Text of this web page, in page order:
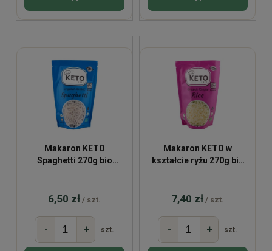
Makaron KETO
Spaghetti 270g bio
6,50 zł / szt.
- + szt.
Makaron KETO w
kształcie ryżu 270g bio
7,40 zł / szt.
- + szt.